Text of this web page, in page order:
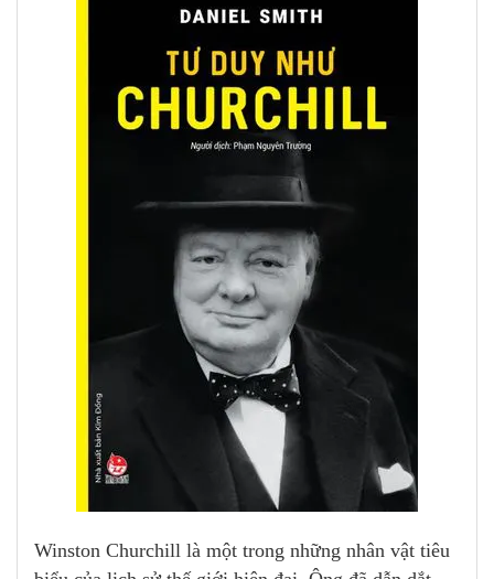
Winston Churchill là một trong những nhân vật tiêu